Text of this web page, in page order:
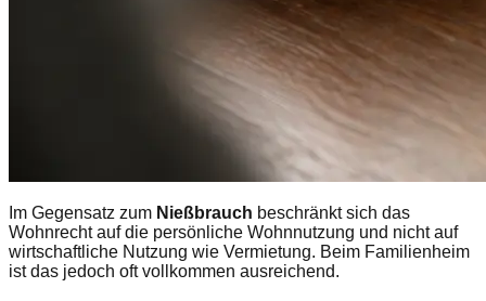
Im Gegensatz zum Nießbrauch beschränkt sich das
Wohnrecht auf die persönliche Wohnnutzung und nicht auf
wirtschaftliche Nutzung wie Vermietung. Beim Familienheim
ist das jedoch oft vollkommen ausreichend.